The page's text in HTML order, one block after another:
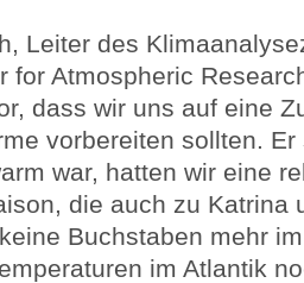
Leiter des
for Atmospheric
dass wir uns auf eine
vorbereiten sollten. Er
war, hatten wir eine
die auch zu Katrina
Buchstaben mehr
im Atlantik